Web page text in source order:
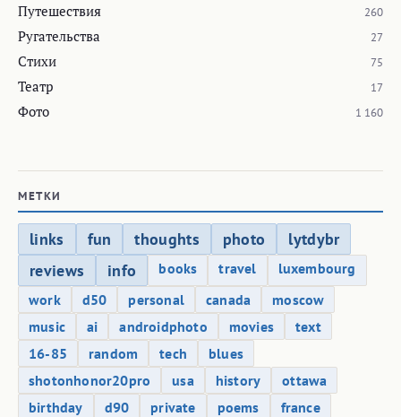
Путешествия 260
Ругательства 27
Стихи 75
Театр 17
Фото 1 160
МЕТКИ
links fun thoughts photo
lytdybr
reviews
info books travel
luxembourg
work
d50 personal canada
moscow
music
ai androidphoto movies
text
16-85
random tech
blues
shotonhonor20pro
usa history
ottawa
birthday
d90 private poems
france